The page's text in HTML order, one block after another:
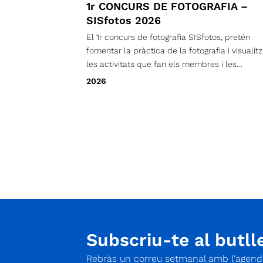
1r CONCURS DE FOTOGRAFIA –
SISfotos 2026
El 1r concurs de fotografia SISfotos, pretén
fomentar la pràctica de la fotografia i
les activitats que fan els membres i les
membres de la SIS al llarg de l’any
2026
Subscriu-te al
Rebràs un correu setmanal amb